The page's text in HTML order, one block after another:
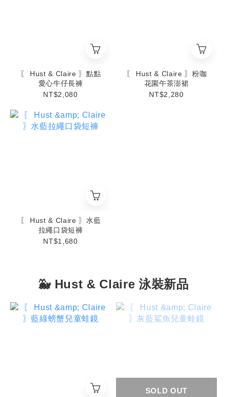
〖 Hust & Claire 〗點點
愛心牛仔長褲
NT$2,080
〖 Hust & Claire 〗粉咖
花園午茶澎裙
NT$2,280
〖 Hust & Claire 〗水藍
拉繩口袋短褲
NT$1,680
🐳 Hust & Claire 泳裝新品
SOLD OUT